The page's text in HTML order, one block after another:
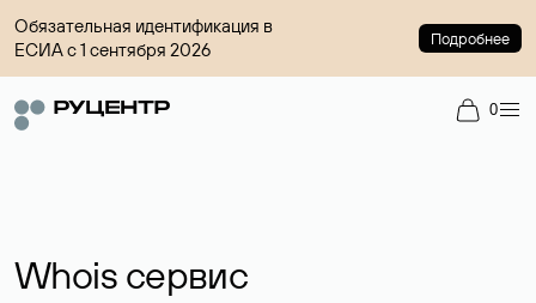
Обязательная идентификация в
ЕСИА с 1 сентября 2026
Подробнее
0
Whois сервис